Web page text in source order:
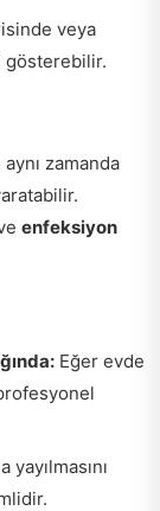
veya
gösterebilir.
zamanda
enfeksiyon
Eğer evde
yayılmasını